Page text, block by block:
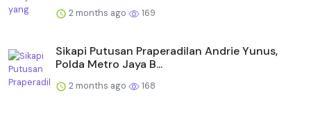
2 months ago 169
Sikapi Putusan Praperadilan Andrie Yunus,
Polda Metro Jaya B...
2 months ago 168